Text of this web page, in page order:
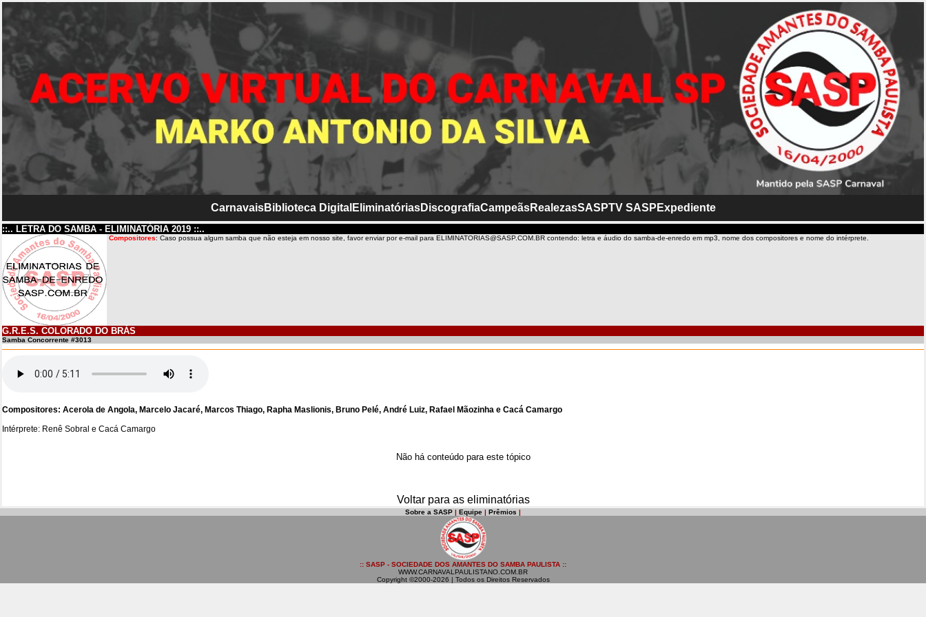
CarnavaisBiblioteca Digital EliminatóriasDiscografiaCampeãsRealezasSASPTV SASP Expediente
::.. LETRA DO SAMBA - ELIMINATÓRIA 2019 ::..
Compositores: Caso possua algum samba que não esteja em nosso site, favor enviar por e-mail para ELIMINATORIAS@SASP.COM.BR contendo: letra e áudio do samba-de-enredo em mp3, nome dos compositores e nome do intérprete.
G.R.E.S. COLORADO DO BRÁS
Samba Concorrente #3013
Compositores: Acerola de Angola, Marcelo Jacaré, Marcos Thiago, Rapha Maslionis, Bruno Pelé, André Luiz, Rafael Mãozinha e Cacá Camargo
Intérprete: Renê Sobral e Cacá Camargo
Não há conteúdo para este tópico
Voltar para as eliminatórias
Sobre a SASP | Equipe | Prêmios |
:: SASP - SOCIEDADE DOS AMANTES DO SAMBA PAULISTA ::
WWW.CARNAVALPAULISTANO.COM.BR
Copyright ©2000-2026 | Todos os Direitos Reservados